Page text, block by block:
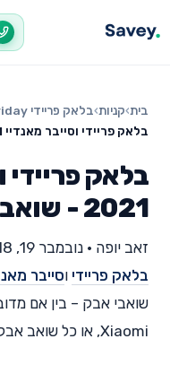
בית›קניות›בלאק פריידי black friday
בלאק פריידי וסייבר מאנדיי 2021 - שואבי אבק - מבצעים
בלאק פריידי
2021 - שואבי אבק - מבצעים
זאב יופה • נובמבר 19, 2018
בלאק פריידי וסייבר
Xiaomi, או כל שואב אבק אחר.